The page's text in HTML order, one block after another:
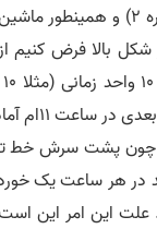
خود باشد (ماشین شماره 1)، به ماشین پشت سرش چرخ
بالا فرض کنیم
همچنین خط تولید ما
تولید شد، چون پشت
بعدی حاضر می‌شود، گویی کارخانه از ساعت
این امر این است